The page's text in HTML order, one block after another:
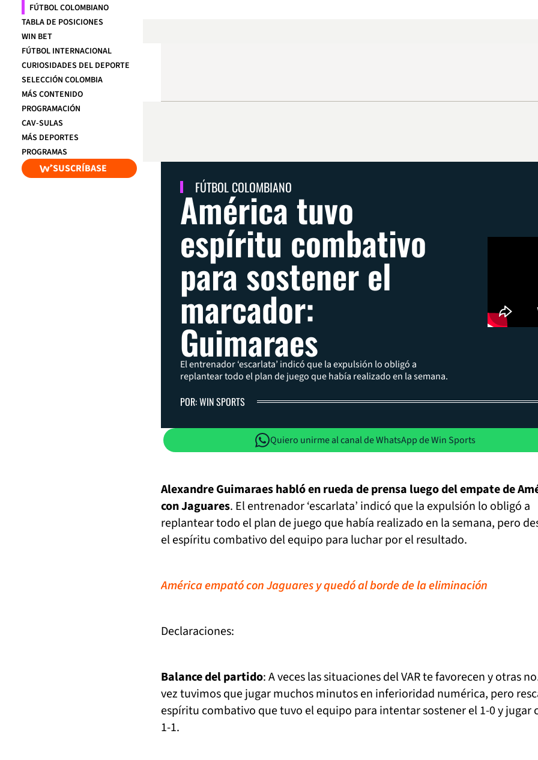
FÚTBOL COLOMBIANO
TABLA DE POSICIONES
WIN BET
FÚTBOL INTERNACIONAL
CURIOSIDADES DEL DEPORTE
SELECCIÓN COLOMBIA
MÁS CONTENIDO
PROGRAMACIÓN
CAV-SULAS
MÁS DEPORTES
PROGRAMAS
SUSCRÍBASE
FÚTBOL COLOMBIANO
América tuvo
espíritu combativo
para sostener el
marcador:
Guimaraes
El entrenador ‘escarlata’ indicó que la expulsión lo obligó a
replantear todo el plan de juego que había realizado en la semana.
POR: WIN SPORTS
Quiero unirme al canal de WhatsApp de Win Sports
Alexandre Guimaraes habló en rueda de prensa luego del empate de
con Jaguares. El entrenador ‘escarlata’ indicó que la expulsión lo obligó a
replantear todo el plan de juego que había realizado en la semana, pero
el espíritu combativo del equipo para luchar por el resultado.
América empató con Jaguares y quedó al borde de la eliminación
Declaraciones:
Balance del partido: A veces las situaciones del VAR te favorecen y otras
vez tuvimos que jugar muchos minutos en inferioridad numérica, pero
espíritu combativo que tuvo el equipo para intentar sostener el 1-0 y jugar
1-1.